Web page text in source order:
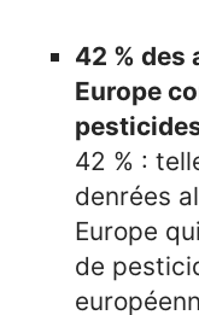
42 % des
Europe
42 % :
denrées
Europe
de